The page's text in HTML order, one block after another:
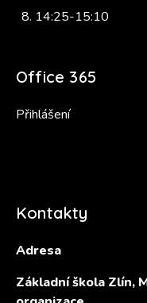
14:25-15:10
Office 365
Přihlášení
Kontakty
Adresa
Základní škola Zlín,